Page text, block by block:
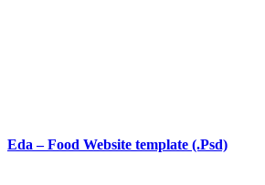
Eda – Food Website template (.Psd)